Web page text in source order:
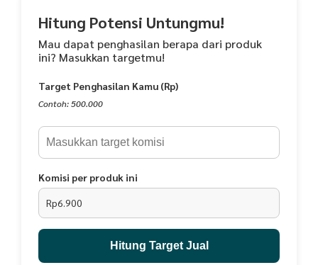
dari paparan sinar matahari langsung
Hitung Potensi Untungmu!
Mau dapat penghasilan berapa dari produk
ini? Masukkan targetmu!
Target Penghasilan Kamu (Rp)
Contoh: 500.000
Komisi per produk ini
Rp6.900
Hitung Target Jual